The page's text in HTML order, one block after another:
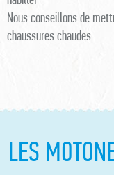
Nous conseillons de
chaussures chaudes.
LES